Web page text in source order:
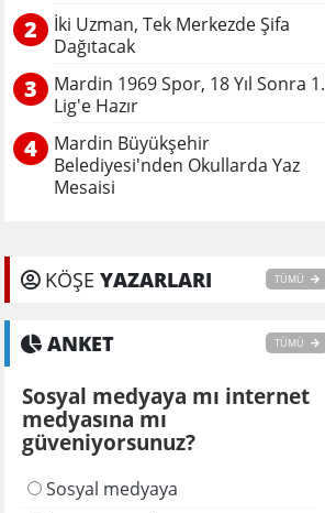
2
İki Uzman, Tek Merkezde Şifa
Dağıtacak
3
Mardin 1969 Spor, 18 Yıl Sonra 1.
Lig'e Hazır
4
Mardin Büyükşehir
Belediyesi'nden Okullarda Yaz
Mesaisi
KÖŞE YAZARLARI TÜMÜ
ANKET TÜMÜ
Sosyal medyaya mı internet
medyasına mı
güveniyorsunuz?
Sosyal medyaya